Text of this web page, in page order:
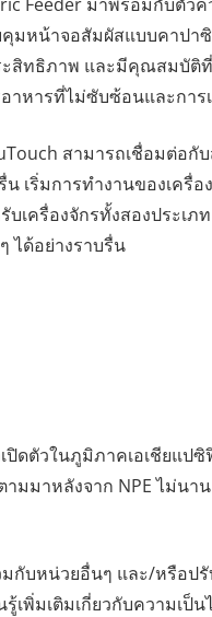
คุมหน้าจอสัมผัสแบบคาป
สิทธิภาพ และมีคุณสมบัติที่
าหารที่ไม่ซับซ้อนและการ
สามารถเชื่อมต่อ
น เริ่มการทำงานของเครื่
บเครื่องจักรทั้งสองประเ
ได้อย่างราบรื่น
ตัวในภูมิภาคเอเชียแปซิ
มมาหลังจาก NPE ไม่นา
กับหน่วยอื่นๆ และ/หรือป
รู้เพิ่มเติมเกี่ยวกับความเป็น